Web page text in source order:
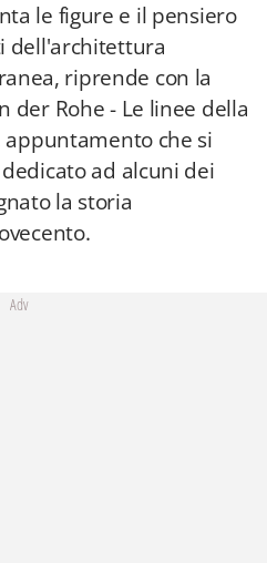
le figure e il pensiero
dell'architettura
riprende con la
der Rohe - Le linee della
appuntamento che si
ad alcuni dei
la storia
Adv